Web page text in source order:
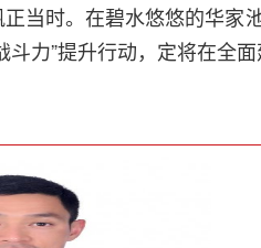
当时。在碧水悠悠的华家
斗力”提升行动，定将在全